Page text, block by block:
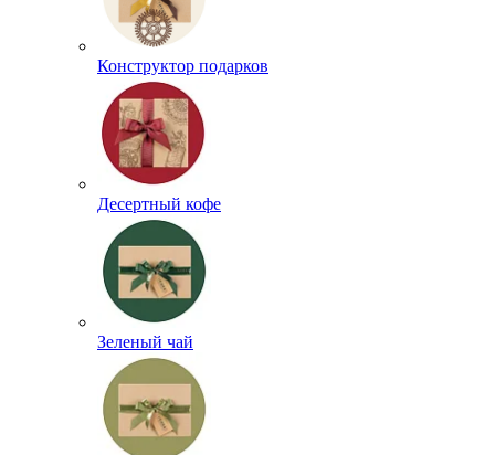
Конструктор подарков
Десертный кофе
Зеленый чай